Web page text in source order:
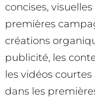
concises,
premières
créations
publicité, les
les vidéos
dans les